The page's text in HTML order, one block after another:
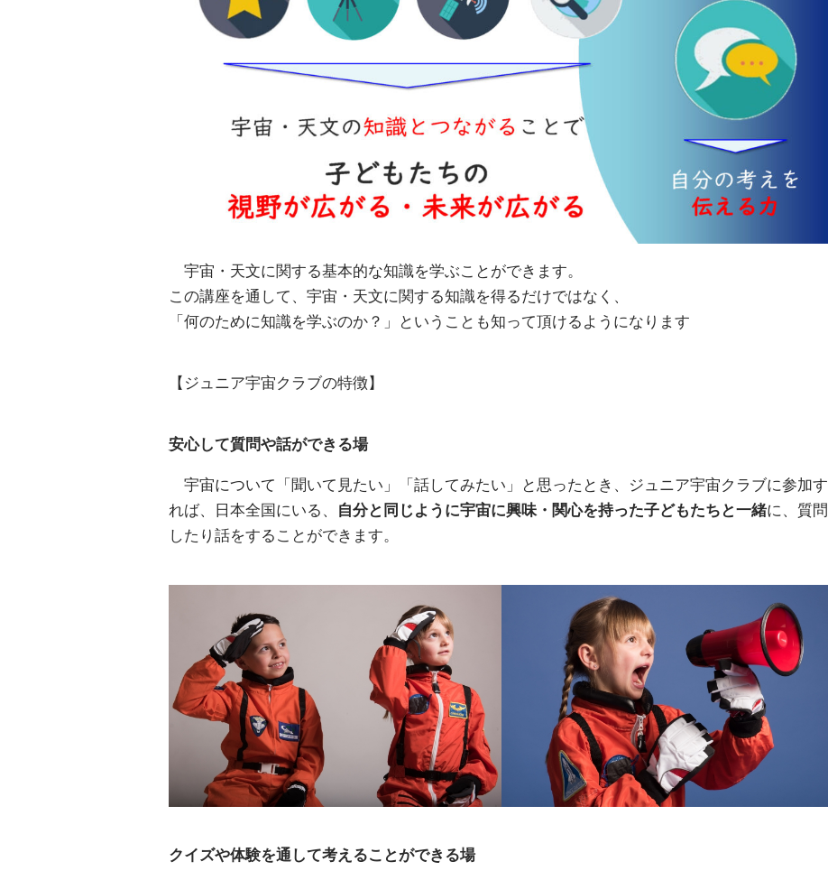
宇宙・天文に関する基本的な知識を学ぶことができます。
この講座を通して、宇宙・天文に関する知識を得るだけではなく、
「何のために知識を学ぶのか？」ということも知って頂けるようになります
【ジュニア宇宙クラブの特徴】
安心して質問や話ができる場
宇宙について「聞いて見たい」「話してみたい」と思ったとき、ジュニア宇宙クラブに参加す
れば、日本全国にいる、
自分と同じように宇宙に興味・関心を持った子どもたちと一緒に、質問
したり話をすることができます。
クイズや体験を通して考えることができる場